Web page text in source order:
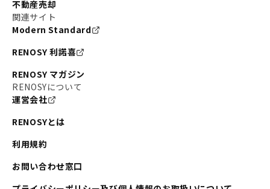
不動産売却
関連サイト
Modern Standard
RENOSY 利諾喜
RENOSY マガジン
RENOSYについて
運営会社
RENOSYとは
利用規約
お問い合わせ窓口